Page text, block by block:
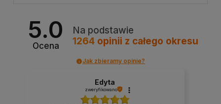
5.0
Ocena
Na podstawie
1264 opinii z całego okresu
Jak zbieramy opinie?
Edyta
zweryfikowano